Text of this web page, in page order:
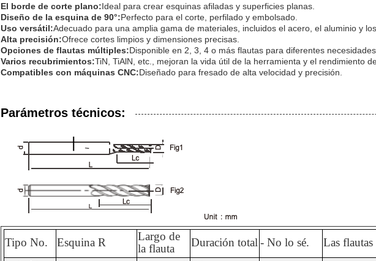
El borde de corte plano:Ideal para crear esquinas afiladas y superficies planas.
Diseño de la esquina de 90°:Perfecto para el corte, perfilado y embolsado.
Uso versátil:Adecuado para una amplia gama de materiales, incluidos el acero, el aluminio y
Alta precisión:Ofrece cortes limpios y dimensiones precisas.
Opciones de flautas múltiples:Disponible en 2, 3, 4 o más flautas para diferentes
Varios recubrimientos:TiN, TiAlN, etc., mejoran la vida útil de la herramienta y el rendimiento
Compatibles con máquinas CNC:Diseñado para fresado de alta velocidad y precisión.
Parámetros técnicos:
Tipo No. Esquina R
Largo de
la flauta
Duración total - No lo sé. Las flautas